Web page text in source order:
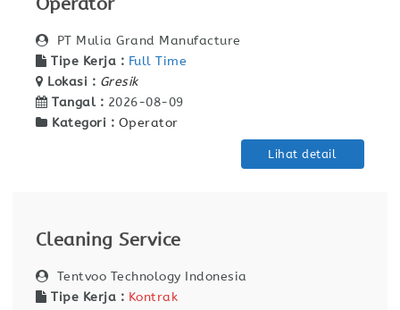
PT Mulia Grand Manufacture
Tipe Kerja : Full Time
Lokasi : Gresik
Tangal : 2026-08-09
Kategori : Operator
Lihat detail
Cleaning Service
Tentvoo Technology Indonesia
Tipe Kerja : Kontrak